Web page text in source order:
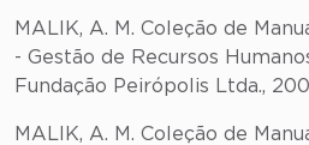
MALIK, A. M. Coleção de
- Gestão de Recursos
Fundação Peirópolis Ltda.,
MALIK, A. M. Coleção de